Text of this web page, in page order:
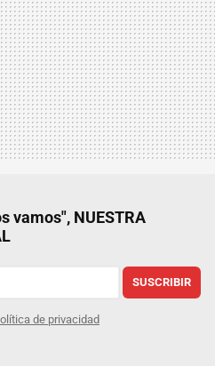
vamos", NUESTRA
SUSCRIBIR
de privacidad